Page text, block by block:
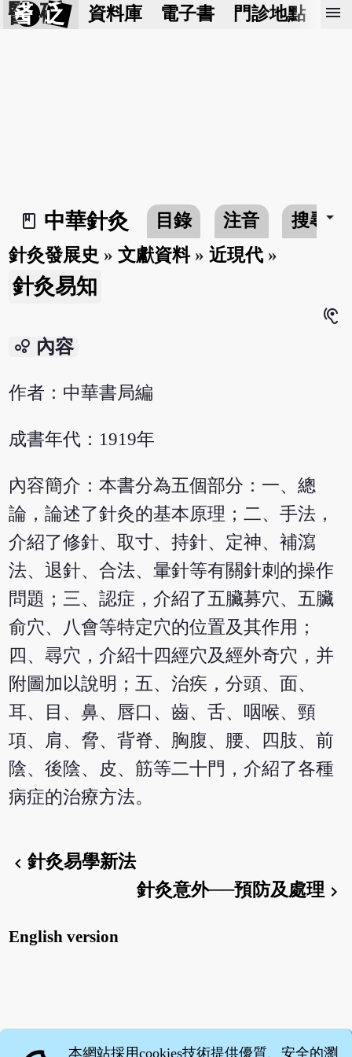
醫 砭 資料庫 電子書 門診地點 預
menu
book_2
中華針灸 目錄 注音 搜尋arrow_drop_down
針灸發展史 »文獻資料»近現代 »
針灸易知
hearing
bubble_chart 內容
作者：中華書局編
成書年代：1919年
內容簡介：本書分為五個部分：一、總
論，論述了針灸的基本原理；二、手法，
介紹了修針、取寸、持針、定神、補瀉
法、退針、合法、暈針等有關針刺的操作
問題；三、認症，介紹了五臟募穴、五臟
俞穴、八會等特定穴的位置及其作用；
四、尋穴，介紹十四經穴及經外奇穴，并
附圖加以說明；五、治疾，分頭、面、
耳、目、鼻、唇口、齒、舌、咽喉、頸
項、肩、脅、背脊、胸腹、腰、四肢、前
陰、後陰、皮、筋等二十門，介紹了各種
病症的治療方法。
chevron_left針灸易學新法
針灸意外──預防及處理chevron_right
English version
本網站採用cookies技術提供優質、安全的瀏